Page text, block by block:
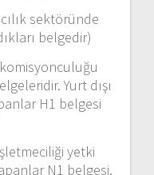
sektöründe
belgedir)
Yurt dışı
H1 belgesi
yetki
N1 belgesi,